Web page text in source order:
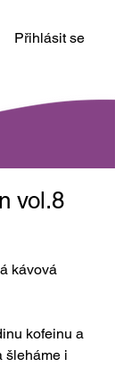
Přihlásit se
vol.8
kávová
kofeinu a
šleháme i